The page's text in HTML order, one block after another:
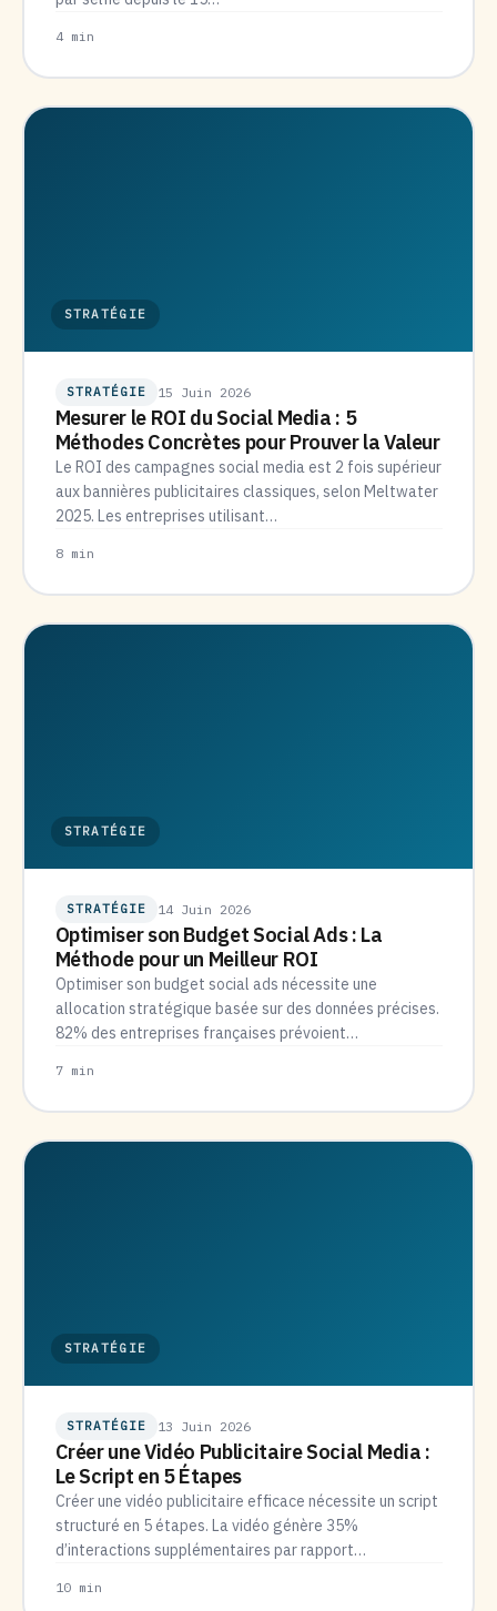
4 min
STRATÉGIE
STRATÉGIE 15 Juin 2026
Mesurer le ROI du Social Media : 5
Méthodes Concrètes pour Prouver la Valeur
Le ROI des campagnes social media est 2 fois supérieur
aux bannières publicitaires classiques, selon Meltwater
2025. Les entreprises utilisant…
8 min
STRATÉGIE
STRATÉGIE 14 Juin 2026
Optimiser son Budget Social Ads : La
Méthode pour un Meilleur ROI
Optimiser son budget social ads nécessite une
allocation stratégique basée sur des données précises.
82% des entreprises françaises prévoient
7 min
STRATÉGIE
STRATÉGIE 13 Juin 2026
Créer une Vidéo Publicitaire Social Media :
Le Script en 5 Étapes
Créer une vidéo publicitaire efficace nécessite un script
structuré en 5 étapes. La vidéo génère 35%
d’interactions supplémentaires par rapport…
10 min